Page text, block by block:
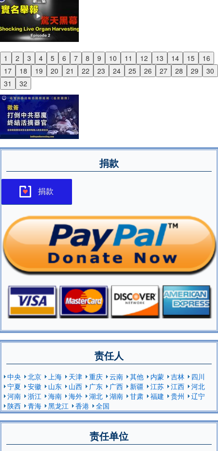
1 2 3 4 5 6 7 8 9 10 11 12 13 14 15
16
17
18 19 20 21 22 23 24 25 26 27 28 29
30
31
32
Previous
Next
捐款
捐款
责任人
中央 北京 上海 天津 重庆 云南 其他 内蒙 吉林
四川
宁夏
安徽 山东 山西 广东 广西 新疆 江苏 江西
河北
河南
浙江 海南 海外 湖北 湖南 甘肃 福建 贵州
辽宁
陕西
青海 黑龙江 香港 全国
责任单位